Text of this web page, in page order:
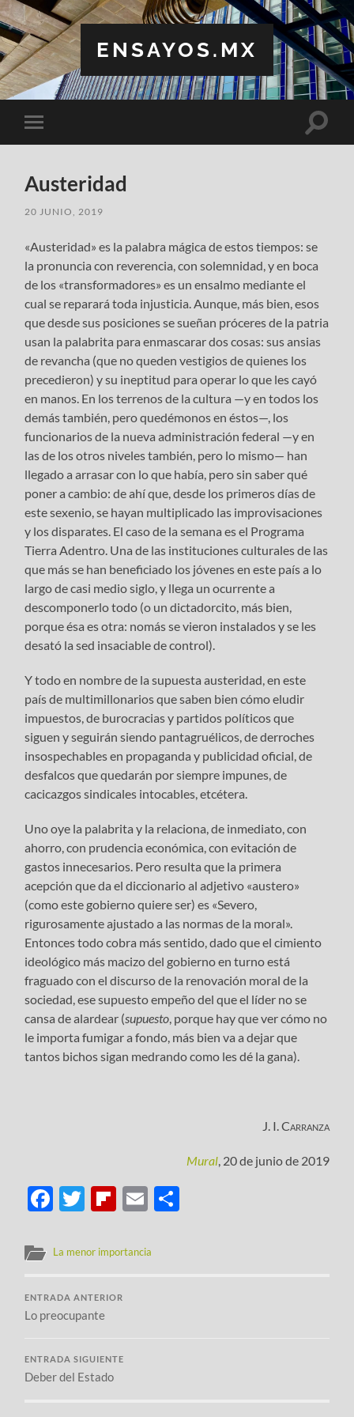
ENSAYOS.MX
Alternar
el
Austeridad
20 JUNIO, 2019
«Austeridad» es la palabra mágica de estos tiempos: se
la pronuncia con reverencia, con solemnidad, y en boca
de los «transformadores» es un ensalmo mediante el
cual se reparará toda injusticia. Aunque, más bien, esos
que desde sus posiciones se sueñan próceres de la patria
usan la palabrita para enmascarar dos cosas: sus ansias
de revancha (que no queden vestigios de quienes los
precedieron) y su ineptitud para operar lo que les cayó
en manos. En los terrenos de la cultura —y en todos los
demás también, pero quedémonos en éstos—, los
funcionarios de la nueva administración federal —y en
las de los otros niveles también, pero lo mismo— han
llegado a arrasar con lo que había, pero sin saber qué
poner a cambio: de ahí que, desde los primeros días de
este sexenio, se hayan multiplicado las improvisaciones
y los disparates. El caso de la semana es el Programa
Tierra Adentro. Una de las instituciones culturales de las
que más se han beneficiado los jóvenes en este país a lo
largo de casi medio siglo, y llega un ocurrente a
descomponerlo todo (o un dictadorcito, más bien,
porque ésa es otra: nomás se vieron instalados y se les
desató la sed insaciable de control).
Y todo en nombre de la supuesta austeridad, en este
país de multimillonarios que saben bien cómo eludir
impuestos, de burocracias y partidos políticos que
siguen y seguirán siendo pantagruélicos, de derroches
insospechables en propaganda y publicidad oficial, de
desfalcos que quedarán por siempre impunes, de
cacicazgos sindicales intocables, etcétera.
Uno oye la palabrita y la relaciona, de inmediato, con
ahorro, con prudencia económica, con evitación de
gastos innecesarios. Pero resulta que la primera
acepción que da el diccionario al adjetivo «austero»
(como este gobierno quiere ser) es «Severo,
rigurosamente ajustado a las normas de la moral».
Entonces todo cobra más sentido, dado que el cimiento
ideológico más macizo del gobierno en turno está
fraguado con el discurso de la renovación moral de la
sociedad, ese supuesto empeño del que el líder no se
cansa de alardear (supuesto , porque hay que ver cómo no
le importa fumigar a fondo, más bien va a dejar que
tantos bichos sigan medrando como les dé la gana).
J. I. Carranza
Mural, 20 de junio de 2019
Facebook
Twitter
Flipboard
Email
La menor importancia
ENTRADA ANTERIOR
Lo preocupante
ENTRADA SIGUIENTE
Deber del Estado